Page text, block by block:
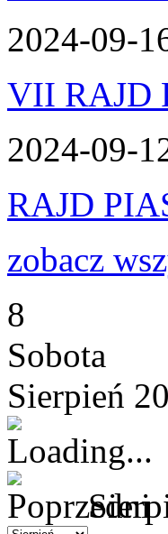
2024-09-
VII RAJD
2024-09-
RAJD
zobacz
8
Sobota
Sierpień